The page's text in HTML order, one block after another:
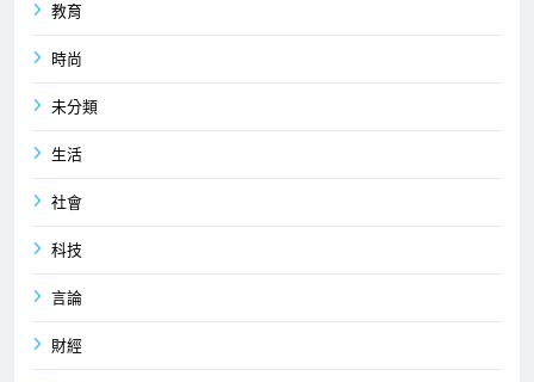
教育
時尚
未分類
生活
社會
科技
言論
財經